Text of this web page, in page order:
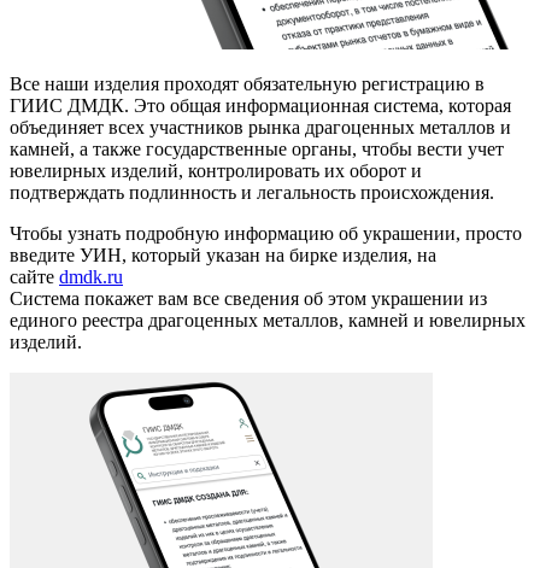
Все наши изделия проходят обязательную регистрацию в
ГИИС ДМДК. Это общая информационная система, которая
объединяет всех участников рынка драгоценных металлов и
камней, а также государственные органы, чтобы вести учет
ювелирных изделий, контролировать их оборот и
подтверждать подлинность и легальность происхождения.
Чтобы узнать подробную информацию об украшении, просто
введите УИН, который указан на бирке изделия, на
сайте dmdk.ru
Система покажет вам все сведения об этом украшении из
единого реестра драгоценных металлов, камней и ювелирных
изделий.